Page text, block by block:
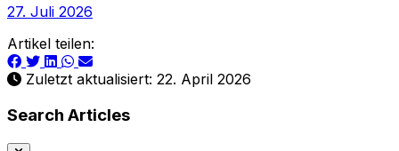
27. Juli 2026
Artikel teilen:
Zuletzt aktualisiert: 22. April 2026
Search Articles